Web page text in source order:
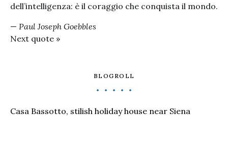
dell’intelligenza: è il coraggio che conquista il mondo.
— Paul Joseph Goebbles
Next quote »
BLOGROLL
Casa Bassotto, stilish holiday house near Siena